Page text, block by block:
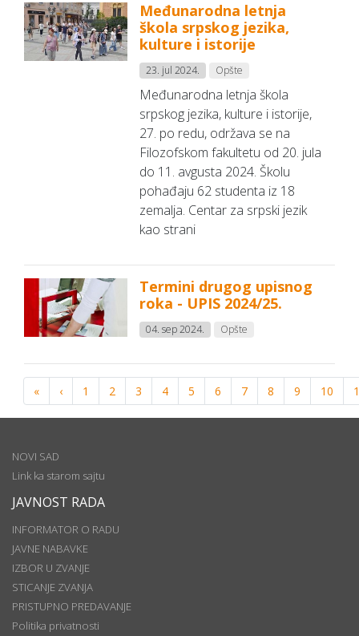
Međunarodna letnja
škola srpskog jezika,
kulture i istorije
23. jul 2024. Opšte
Međunarodna letnja škola
srpskog jezika, kulture i istorije,
27. po redu, održava se na
Filozofskom fakultetu od 20. jula
do 11. avgusta 2024. Školu
pohađaju 62 studenta iz 18
zemalja. Centar za srpski jezik
kao strani
Termini drugog upisnog
roka - UPIS 2024/25.
04. sep 2024. Opšte
« ‹ 1 2 3 4 5 6 7 8 9 10
NOVI SAD
Link ka starom sajtu
JAVNOST RADA
INFORMATOR O RADU
JAVNE NABAVKE
IZBOR U ZVANJE
STICANJE ZVANJA
PRISTUPNO PREDAVANJE
Politika privatnosti